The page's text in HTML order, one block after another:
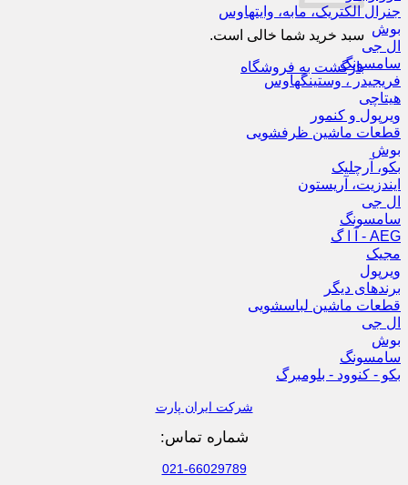
سبد خرید شما خالی است.
بازگشت به فروشگاه
جنرال الکتریک، مابه، وایتهاوس
بوش
ال جی
سامسونگ
فریجیدر ، وستینگهاوس
هیتاچی
ویرپول و کنمور
قطعات ماشین ظرفشویی
بوش
بکو، آرچلیک
ایندزیت، آریستون
ال جی
سامسونگ
AEG - آ ا گ
مجیک
ویرپول
برندهای دیگر
قطعات ماشین لباسشویی
ال جی
بوش
سامسونگ
بکو - کنوود - بلومبرگ
شرکت ایران پارت
شماره تماس:
021-66029789